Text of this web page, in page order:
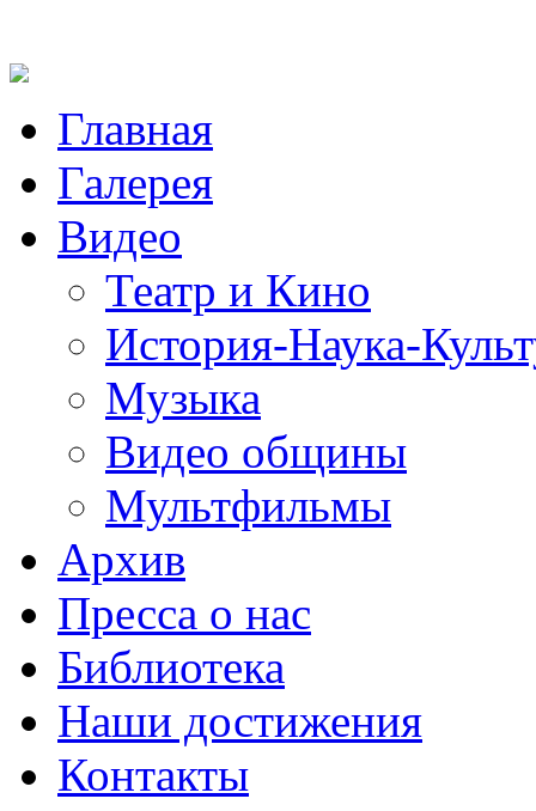
Главная
Галерея
Видео
Театр и Кино
История-Наука-
Музыка
Видео общины
Мультфильмы
Архив
Пресса о нас
Библиотека
Наши достижения
Контакты